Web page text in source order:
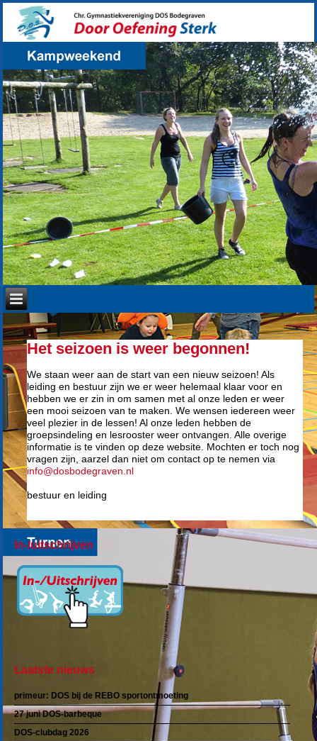
Het seizoen is weer begonnen!
We staan weer aan de start van een nieuw seizoen! Als
leiding en bestuur zijn we er weer helemaal klaar voor en
hebben we er zin in om samen met al onze leden er weer
een mooi seizoen van te maken. We wensen iedereen weer
veel plezier in de lessen! Al onze leden hebben de
groepsindeling en lesrooster weer ontvangen. Alle overige
informatie is te vinden op deze website. Mochten er toch nog
vragen zijn, aarzel dan niet om contact op te nemen via
info@dosbodegraven.nl
bestuur en leiding
In-/uitschrijven
Laatste nieuws
primeur: DOS bij de REBO sportontmoeting
27 juni DOS-barbeque
DOS-clubdag 2026